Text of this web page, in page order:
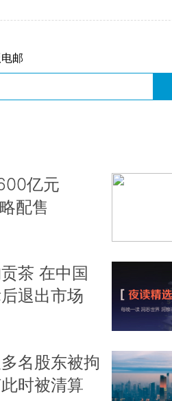
邮
亿元
配售
茶 在中国
退出市场
名股东被拘
时被清算